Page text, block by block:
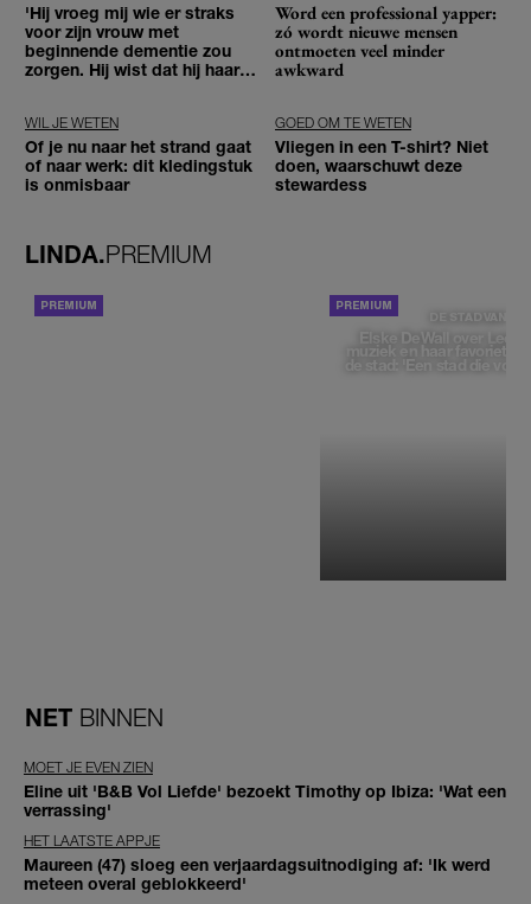
'Hij vroeg mij wie er straks
voor zijn vrouw met
beginnende dementie zou
zorgen. Hij wist dat hij haar
Word een professional yapper:
zó wordt nieuwe mensen
ontmoeten veel minder
awkward
WIL JE WETEN
Of je nu naar het strand gaat
of naar werk: dit kledingstuk
is onmisbaar
GOED OM TE WETEN
Vliegen in een T-shirt? Niet
doen, waarschuwt deze
stewardess
LINDA.PREMIUM
DE STAD VAN
Elske DeWall over
muziek en haar favoriete
de stad: 'Een stad die
NET BINNEN
MOET JE EVEN ZIEN
Eline uit 'B&B Vol Liefde' bezoekt Timothy op Ibiza: 'Wat een
verrassing'
HET LAATSTE APPJE
Maureen (47) sloeg een verjaardagsuitnodiging af: 'Ik werd
meteen overal geblokkeerd'